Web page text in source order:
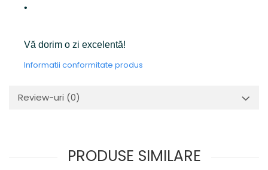
•
Vă dorim o zi excelentă!
Informatii conformitate produs
Review-uri (0)
PRODUSE SIMILARE